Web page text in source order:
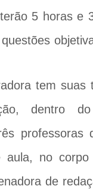
5 horas e
tem
dentro
no
de